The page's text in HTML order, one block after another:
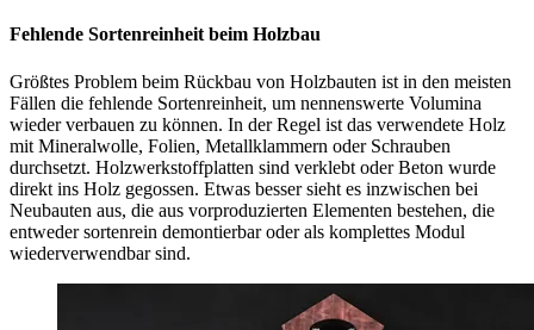
Fehlende Sortenreinheit beim Holzbau
Größtes Problem beim Rückbau von Holzbauten ist in den meisten
Fällen die fehlende Sortenreinheit, um nennenswerte Volumina
wieder verbauen zu können. In der Regel ist das verwendete Holz
mit Mineralwolle, Folien, Metallklammern oder Schrauben
durchsetzt. Holzwerkstoffplatten sind verklebt oder Beton wurde
direkt ins Holz gegossen. Etwas besser sieht es inzwischen bei
Neubauten aus, die aus vorproduzierten Elementen bestehen, die
entweder sortenrein demontierbar oder als komplettes Modul
wiederverwendbar sind.